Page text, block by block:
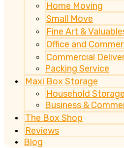
Home Moving
Small Move
Fine Art &
Office and
Commercial
Packing Service
Maxi Box Storage
Household Storage
Business &
The Box Shop
Reviews
Blog